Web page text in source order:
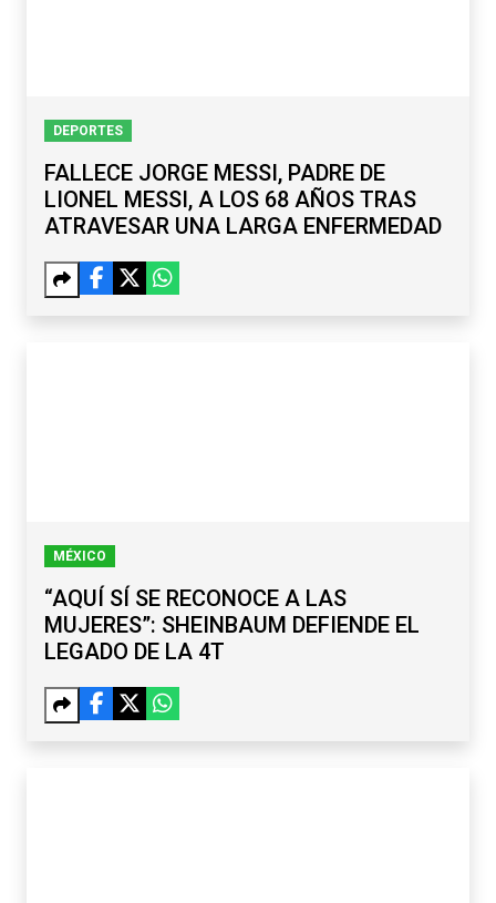
DEPORTES
FALLECE JORGE MESSI, PADRE DE
LIONEL MESSI, A LOS 68 AÑOS TRAS
ATRAVESAR UNA LARGA ENFERMEDAD
MÉXICO
“AQUÍ SÍ SE RECONOCE A LAS
MUJERES”: SHEINBAUM DEFIENDE EL
LEGADO DE LA 4T